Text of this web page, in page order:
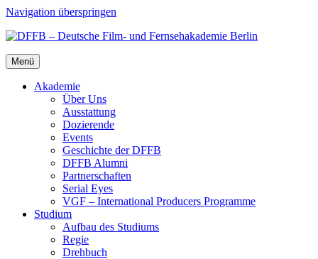
Navigation überspringen
Menü
Aka­de­mie
Über Uns
Aus­stat­tung
Dozie­ren­de
Events
Geschich­te der DFFB
DFFB Alum­ni
Part­ner­schaf­ten
Seri­al Eyes
VGF – Inter­na­tio­nal Pro­du­cers Pro­gram­me
Stu­di­um
Auf­bau des Stu­di­ums
Regie
Dreh­buch